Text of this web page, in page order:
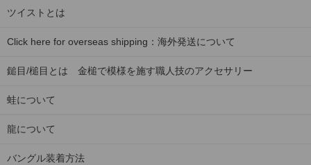
ツイストとは
Click here for overseas shipping：海外発送について
鎚目/槌目とは 金槌で模様を施す職人技のアクセサリー
蛙について
龍について
バングル装着方法